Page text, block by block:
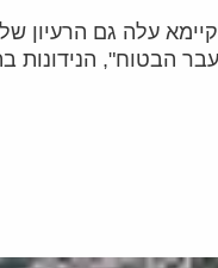
עלה גם הרעיון
הבטוח",